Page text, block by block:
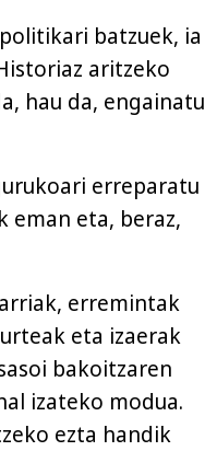
batzuek, ia
aritzeko
hau da, engainatu
erreparatu
eman eta, beraz,
erremintak
eta izaerak
bakoitzaren
izateko modua.
ezta handik